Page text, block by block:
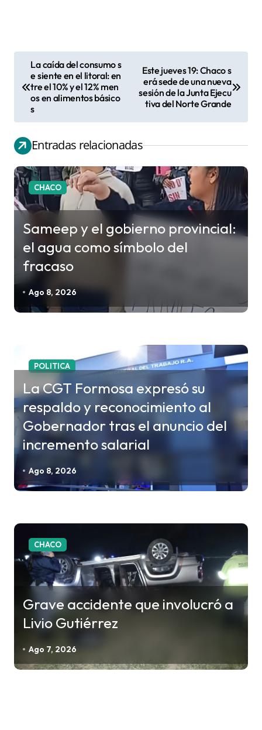
e
g
c
i
ó
e
d
s
La caída del consumo s
e siente en el litoral: en
tre el 10% y el 12% men
os en alimentos básico
s
Este jueves 19: Chaco s
erá sede de una nueva
sesión de la Junta Ejecu
tiva del Norte Grande
Entradas relacionadas
CHACO
Sameep y el gobierno provincial:
el agua como símbolo del
fracaso
Ago 8, 2026
POLITICA
La CGT Formosa expresó su
respaldo y reconocimiento al
Gobernador tras el anuncio del
incremento salarial
Ago 8, 2026
CHACO
Grave accidente que involucró a
Livio Gutiérrez
Ago 7, 2026